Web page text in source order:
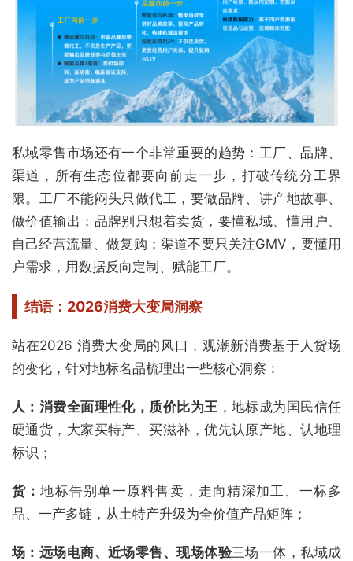
私域零售市场还有一个非常重要的趋势：工厂、品牌、
渠道，所有生态位都要向前走一步，打破传统分工界
限。工厂不能闷头只做代工，要做品牌、讲产地故事、
做价值输出；品牌别只想着卖货，要懂私域、懂用户、
自己经营流量、做复购；渠道不要只关注GMV，要懂用
户需求，用数据反向定制、赋能工厂。
结语：2026消费大变局洞察
站在2026 消费大变局的风口，观潮新消费基于人货场
的变化，针对地标名品梳理出一些核心洞察：
人：消费全面理性化，质价比为王 ，地标成为国民信任
硬通货，大家买特产、买滋补，优先认原产地、认地理
标识；
货：地标告别单一原料售卖，走向精深加工、一标多
品、一产多链，从土特产升级为全价值产品矩阵；
场：远场电商、近场零售、现场体验三场一体，私域成